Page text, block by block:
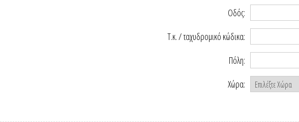
Οδός:
Τ.κ. / ταχυδρομικό κώδικα:
Πόλη:
Χώρα: